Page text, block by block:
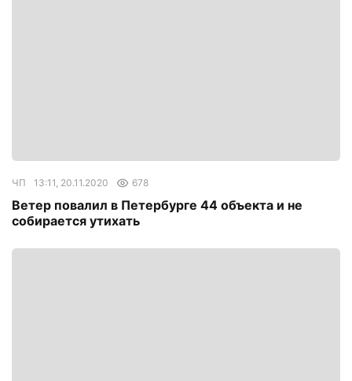
ЧП 13:11, 20.11.2020 678
Ветер повалил в Петербурге 44 объекта и не
собирается утихать